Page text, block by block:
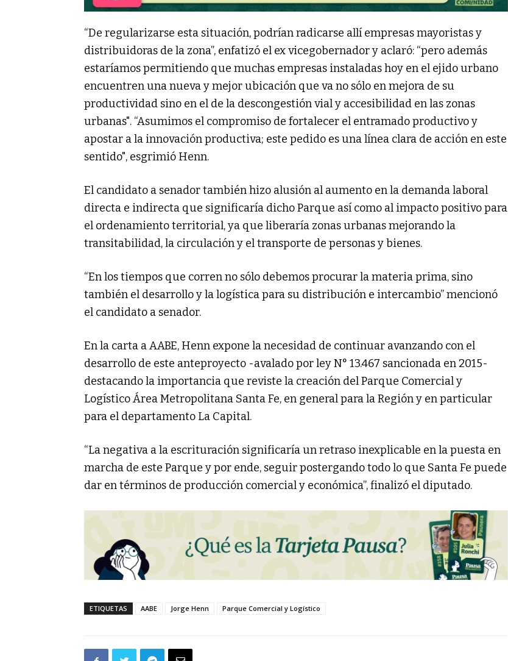
“De regularizarse esta situación, podrían radicarse allí empresas mayoristas y
distribuidoras de la zona”, enfatizó el ex vicegobernador y aclaró: “pero además
estaríamos permitiendo que muchas empresas instaladas hoy en el ejido urbano
encuentren una nueva y mejor ubicación que va no sólo en mejora de su
productividad sino en el de la descongestión vial y accesibilidad en las zonas
urbanas". “Asumimos el compromiso de fortalecer el entramado productivo y
apostar a la innovación productiva; este pedido es una línea clara de acción en este
sentido", esgrimió Henn.
El candidato a senador también hizo alusión al aumento en la demanda laboral
directa e indirecta que significaría dicho Parque así como al impacto positivo para
el ordenamiento territorial, ya que liberaría zonas urbanas mejorando la
transitabilidad, la circulación y el transporte de personas y bienes.
“En los tiempos que corren no sólo debemos procurar la materia prima, sino
también el desarrollo y la logística para su distribución e intercambio” mencionó
el candidato a senador.
En la carta a AABE, Henn expone la necesidad de continuar avanzando con el
desarrollo de este anteproyecto -avalado por ley N° 13.467 sancionada en 2015-
destacando la importancia que reviste la creación del Parque Comercial y
Logístico Área Metropolitana Santa Fe, en general para la Región y en particular
para el departamento La Capital.
“La negativa a la escrituración significaría un retraso inexplicable en la puesta en
marcha de este Parque y por ende, seguir postergando todo lo que Santa Fe puede
dar en términos de producción comercial y económica”, finalizó el diputado.
ETIQUETAS AABE Jorge Henn Parque Comercial y Logístico